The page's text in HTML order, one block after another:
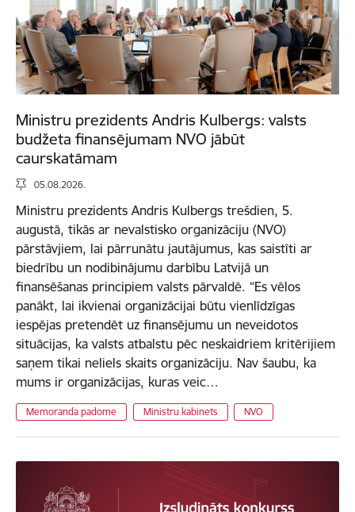
Ministru prezidents Andris Kulbergs: valsts
budžeta finansējumam NVO jābūt
caurskatāmam
05.08.2026.
Ministru prezidents Andris Kulbergs trešdien, 5.
augustā, tikās ar nevalstisko organizāciju (NVO)
pārstāvjiem, lai pārrunātu jautājumus, kas saistīti ar
biedrību un nodibinājumu darbību Latvijā un
finansēšanas principiem valsts pārvaldē. “Es vēlos
panākt, lai ikvienai organizācijai būtu vienlīdzīgas
iespējas pretendēt uz finansējumu un neveidotos
situācijas, ka valsts atbalstu pēc neskaidriem kritērijiem
saņem tikai neliels skaits organizāciju. Nav šaubu, ka
mums ir organizācijas, kuras veic…
Memoranda padome Ministru kabinets NVO